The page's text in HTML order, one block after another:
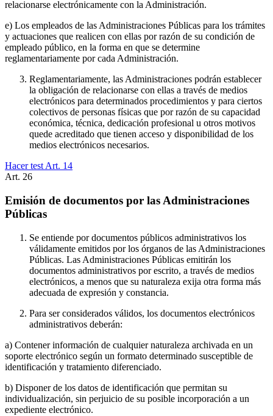
relacionarse electrónicamente con la Administración.
e) Los empleados de las Administraciones Públicas para los trámites
y actuaciones que realicen con ellas por razón de su condición de
empleado público, en la forma en que se determine
reglamentariamente por cada Administración.
Reglamentariamente, las Administraciones podrán establecer
la obligación de relacionarse con ellas a través de medios
electrónicos para determinados procedimientos y para ciertos
colectivos de personas físicas que por razón de su capacidad
económica, técnica, dedicación profesional u otros motivos
quede acreditado que tienen acceso y disponibilidad de los
medios electrónicos necesarios.
Hacer test Art. 14
Art. 26
Emisión de documentos por las Administraciones
Públicas
Se entiende por documentos públicos administrativos los
válidamente emitidos por los órganos de las Administraciones
Públicas. Las Administraciones Públicas emitirán los
documentos administrativos por escrito, a través de medios
electrónicos, a menos que su naturaleza exija otra forma más
adecuada de expresión y constancia.
Para ser considerados válidos, los documentos electrónicos
administrativos deberán:
a) Contener información de cualquier naturaleza archivada en un
soporte electrónico según un formato determinado susceptible de
identificación y tratamiento diferenciado.
b) Disponer de los datos de identificación que permitan su
individualización, sin perjuicio de su posible incorporación a un
expediente electrónico.